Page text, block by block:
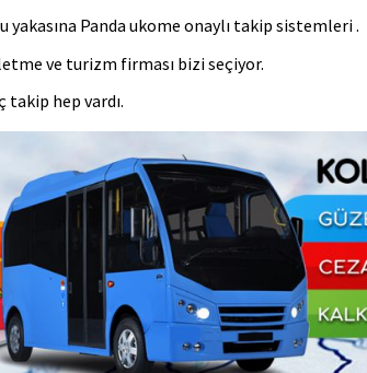
Panda ukome onaylı takip sistemleri .
ve turizm firması bizi seçiyor.
takip hep vardı.